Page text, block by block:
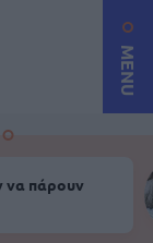
MENU
να πάρουν